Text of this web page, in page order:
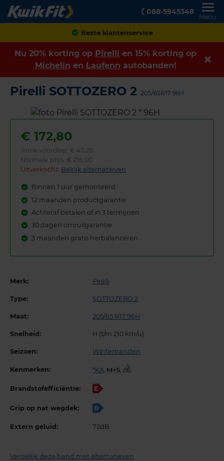
088-5945348
Menu
Achteraf betalen
Nu 20% korting op Pirelli en 15% korting op
Michelin en Laufenn autobanden!
Pirelli SOTTOZERO 2 205/65R17 96H
€ 172,80
Jouw voordeel: € 43,20
Normale prijs: € 216,00
Uitverkocht: Bekijk alternatieven
Binnen 1 uur gemonteerd
12 maanden productgarantie
Achteraf betalen of in 3 termijnen
30 dagen omruilgarantie
3 maanden gratis herbalanceren
Merk: Pirelli
Type: SOTTOZERO 2
Maat: 205/65 R17 96H
Snelheid: H (t/m 210 km/u)
Seizoen: Winterbanden
Kenmerken: *KA, ,
Brandstofefficiëntie: E
Grip op nat wegdek: B
Extern geluid: 72dB
Vergelijk deze band met alternatieven